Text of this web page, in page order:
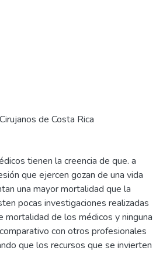
de Costa Rica
tienen la creencia de que. a
que ejercen gozan de una vida
una mayor mortalidad que la
pocas investigaciones realizadas
mortalidad de los médicos y ninguna
con otros profesionales
que los recursos que se invierten